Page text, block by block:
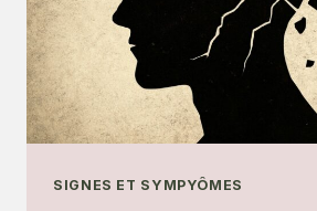
SIGNES ET SYMPYÔMES